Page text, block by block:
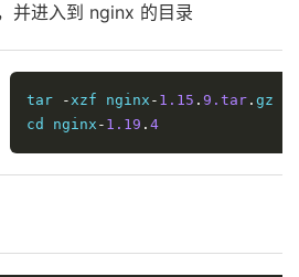
并进入到 nginx 的目录
tar -xzf nginx - 1.15 . 9.tar . gz
cd nginx - 1.19 . 4